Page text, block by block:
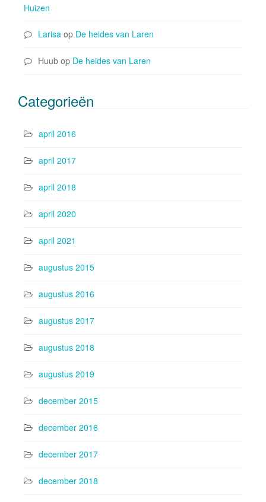
Huizen
Larisa op De heides van Laren
Huub op De heides van Laren
Categorieën
april 2016
april 2017
april 2018
april 2020
april 2021
augustus 2015
augustus 2016
augustus 2017
augustus 2018
augustus 2019
december 2015
december 2016
december 2017
december 2018